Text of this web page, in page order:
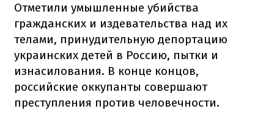
Отметили умышленные убийства
гражданских и издевательства над их
телами, принудительную депортацию
украинских детей в Россию, пытки и
изнасилования. В конце концов,
российские оккупанты совершают
преступления против человечности.